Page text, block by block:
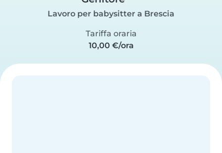
Lavoro per babysitter a Brescia
Tariffa oraria
10,00 €/ora